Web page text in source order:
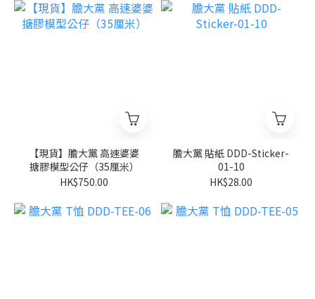
【現貨】膽大黨 高速婆婆
搪膠模型公仔（35厘米）
HK$750.00
膽大黨 貼紙 DDD-Sticker-
01-10
HK$28.00